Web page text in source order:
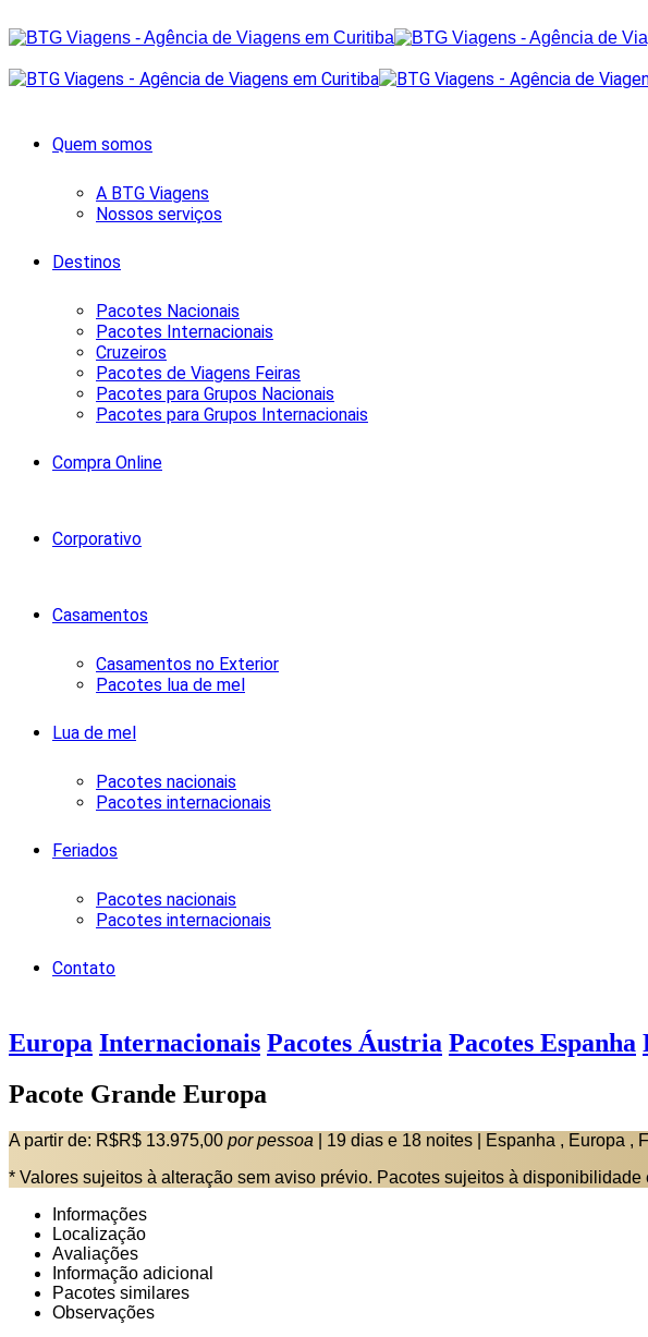
Quem somos
A BTG Viagens
Nossos serviços
Destinos
Pacotes Nacionais
Pacotes Internacionais
Cruzeiros
Pacotes de Viagens Feiras
Pacotes para Grupos Nacionais
Pacotes para Grupos Internacionais
Compra Online
Corporativo
Casamentos
Casamentos no Exterior
Pacotes lua de mel
Lua de mel
Pacotes nacionais
Pacotes internacionais
Feriados
Pacotes nacionais
Pacotes internacionais
Contato
Europa Internacionais Pacotes Áustria Pacotes Espanha
Pacote Grande Europa
A partir de: R$R$ 13.975,00 por pessoa 19 dias e 18 noites
Espanha , Europa ,
* Valores sujeitos à alteração sem aviso prévio. Pacotes sujeitos à
Informações
Localização
Avaliações
Informação adicional
Pacotes similares
Observações